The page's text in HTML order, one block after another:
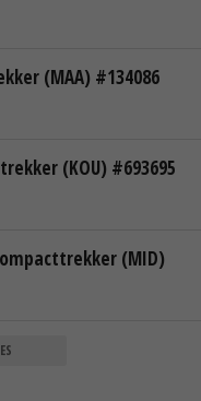
(MAA) #134086
(KOU) #693695
(MID)